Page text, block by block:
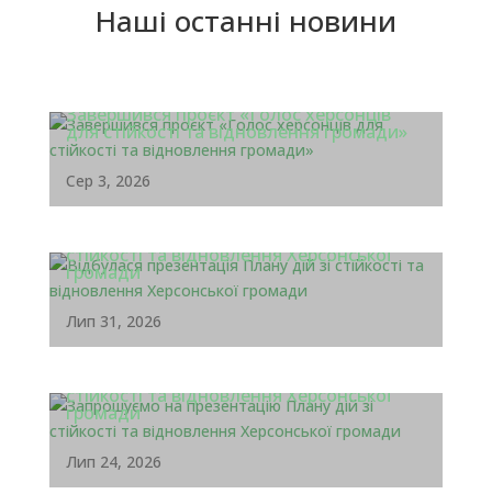
Наші останні новини
Завершився проєкт «Голос херсонців
для стійкості та відновлення громади»
Сер 3, 2026
стійкості та відновлення Херсонської
громади
Лип 31, 2026
стійкості та відновлення Херсонської
громади
Лип 24, 2026